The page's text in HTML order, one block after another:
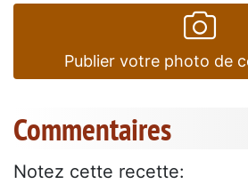
Publier votre photo de
Commentaires
Notez cette recette: